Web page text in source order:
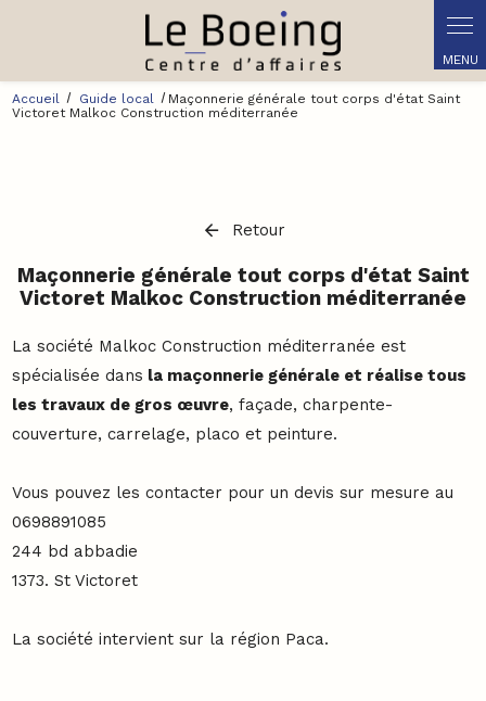
Accueil Guide local
Maçonnerie générale tout corps d'état Saint
Victoret Malkoc Construction méditerranée
Retour
Maçonnerie générale tout corps d'état Saint
Victoret Malkoc Construction méditerranée
La société Malkoc Construction méditerranée est
spécialisée dans la maçonnerie générale et réalise tous
les travaux de gros œuvre, façade, charpente-
couverture, carrelage, placo et peinture.
Vous pouvez les contacter pour un devis sur mesure au
0698891085
244 bd abbadie
1373. St Victoret
La société intervient sur la région Paca.